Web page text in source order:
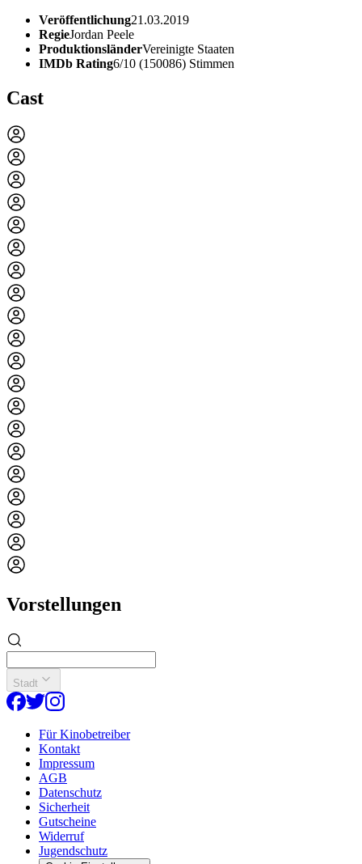
Veröffentlichung21.03.2019
RegieJordan Peele
ProduktionsländerVereinigte Staaten
IMDb Rating6/10 (150086) Stimmen
Cast
Vorstellungen
Stadt
Für Kinobetreiber
Kontakt
Impressum
AGB
Datenschutz
Sicherheit
Gutscheine
Widerruf
Jugendschutz